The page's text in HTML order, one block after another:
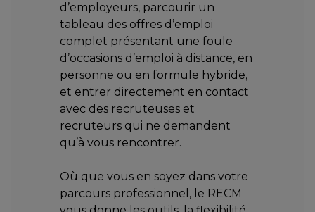
d’employeurs, parcourir un
tableau des offres d’emploi
complet présentant une foule
d’occasions d’emploi à distance, en
personne ou en formule hybride,
et entrer directement en contact
avec des recruteuses et
recruteurs qui ne demandent
qu’à vous rencontrer.
Où que vous en soyez dans votre
parcours professionnel, le RECM